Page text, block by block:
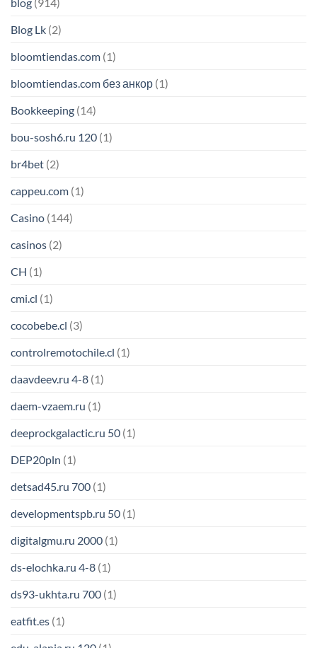
Blog Lk (2)
bloomtiendas.com (1)
bloomtiendas.com без анкор (1)
Bookkeeping (14)
bou-sosh6.ru 120 (1)
br4bet (2)
cappeu.com (1)
Casino (144)
casinos (2)
CH (1)
cmi.cl (1)
cocobebe.cl (3)
controlremotochile.cl (1)
daavdeev.ru 4-8 (1)
daem-vzaem.ru (1)
deeprockgalactic.ru 50 (1)
DEP20pln (1)
detsad45.ru 700 (1)
developmentspb.ru 50 (1)
digitalgmu.ru 2000 (1)
ds-elochka.ru 4-8 (1)
ds93-ukhta.ru 700 (1)
eatfit.es (1)